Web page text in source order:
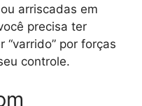
arriscadas em
precisa ter
“varrido” por forças
controle.